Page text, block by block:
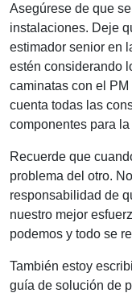
Asegúrese de que
instalaciones. Deje
estimador senior en
estén considerando
caminatas con el
cuenta todas las
componentes para
Recuerde que
problema del otro.
responsabilidad de
nuestro mejor
podemos y todo se
También estoy
guía de solución de